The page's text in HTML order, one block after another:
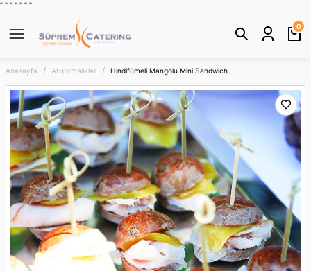
" " " " " " "
0
Anasayfa Atıştırmalıklar Hindifümeli Mangolu Mini Sandwich